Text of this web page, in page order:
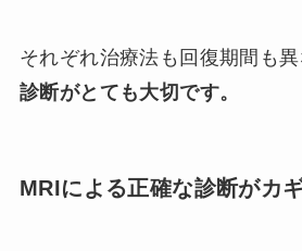
それぞれ治療法も回復期間も異
診断がとても大切です。
MRIによる正確な診断がカ